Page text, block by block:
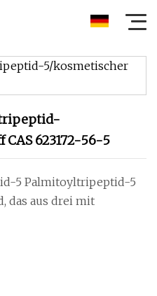
623172-56-5
5 Palmitoyltripeptid-5
das aus drei mit